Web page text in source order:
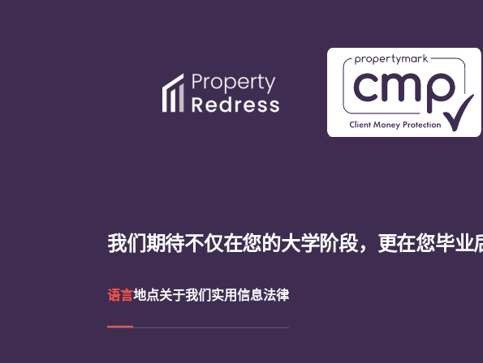
我们期待不仅在您的大学阶段，更在您毕业
语言地点关于我们实用信息法律